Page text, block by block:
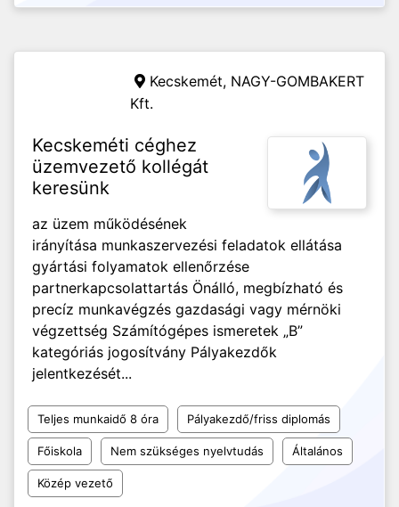
Kecskemét, NAGY-GOMBAKERT
Kft.
Kecskeméti céghez
üzemvezető kollégát
keresünk
az üzem működésének
irányítása munkaszervezési feladatok ellátása
gyártási folyamatok ellenőrzése
partnerkapcsolattartás Önálló, megbízható és
precíz munkavégzés gazdasági vagy mérnöki
végzettség Számítógépes ismeretek „B”
kategóriás jogosítvány Pályakezdők
jelentkezését...
Teljes munkaidő 8 óra Pályakezdő/friss diplomás
Főiskola Nem szükséges nyelvtudás Általános
Közép vezető